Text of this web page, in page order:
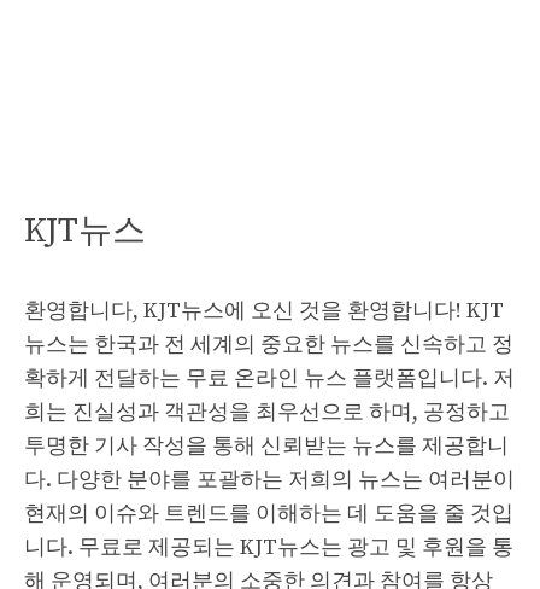
KJT뉴스
환영합니다, KJT뉴스에 오신 것을 환영합니다! KJT
뉴스는 한국과 전 세계의 중요한 뉴스를 신속하고 정
확하게 전달하는 무료 온라인 뉴스 플랫폼입니다. 저
희는 진실성과 객관성을 최우선으로 하며, 공정하고
투명한 기사 작성을 통해 신뢰받는 뉴스를 제공합니
다. 다양한 분야를 포괄하는 저희의 뉴스는 여러분이
현재의 이슈와 트렌드를 이해하는 데 도움을 줄 것입
니다. 무료로 제공되는 KJT뉴스는 광고 및 후원을 통
해 운영되며, 여러분의 소중한 의견과 참여를 항상